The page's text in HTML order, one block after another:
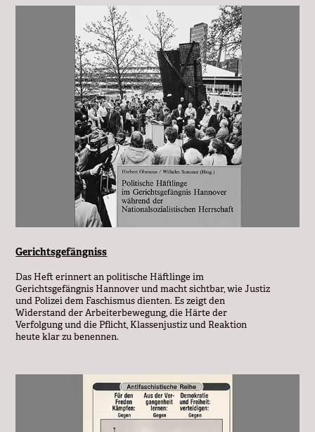
Gerichtsgefängniss
Das Heft erinnert an politische Häftlinge im
Gerichtsgefängnis Hannover und macht sichtbar, wie Justiz
und Polizei dem Faschismus dienten. Es zeigt den
Widerstand der Arbeiterbewegung, die Härte der
Verfolgung und die Pflicht, Klassenjustiz und Reaktion
heute klar zu benennen.